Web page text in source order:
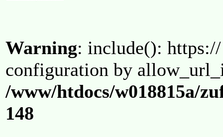
Warning: include():
configuration by
/www/htdocs/w018815a/
148